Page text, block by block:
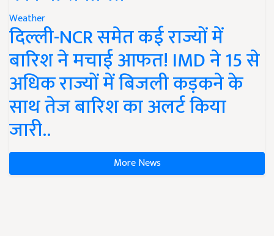
Weather
दिल्ली-NCR समेत कई राज्यों में
बारिश ने मचाई आफत! IMD ने 15 से
अधिक राज्यों में बिजली कड़कने के
साथ तेज बारिश का अलर्ट किया
जारी..
More News